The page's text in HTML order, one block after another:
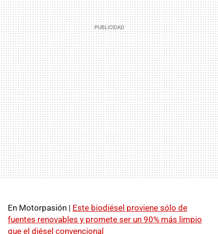
En Motorpasión | Este biodiésel proviene sólo de
fuentes renovables y promete ser un 90% más limpio
que el diésel convencional